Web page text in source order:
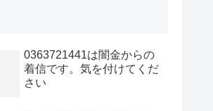
0363721441は闇金からの
着信です。気を付けてくだ
さい